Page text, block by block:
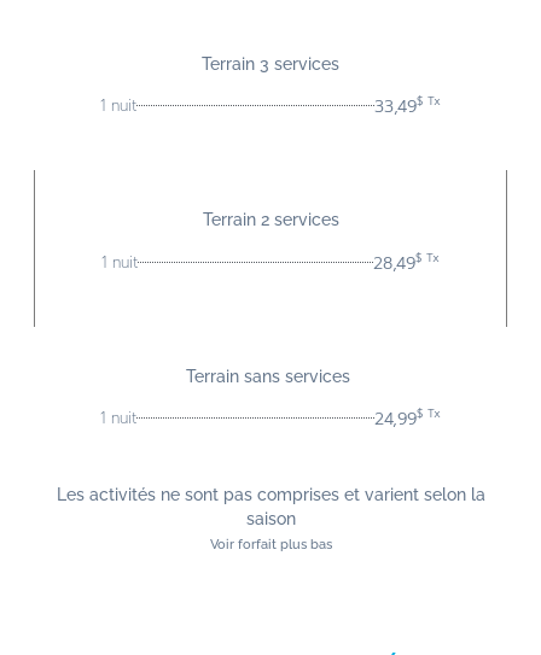
Terrain 3 services
1 nuit 33,49$ Tx
Terrain 2 services
1 nuit 28,49$ Tx
Terrain sans services
1 nuit 24,99$ Tx
Les activités ne sont pas comprises et varient selon la
saison
Voir forfait plus bas